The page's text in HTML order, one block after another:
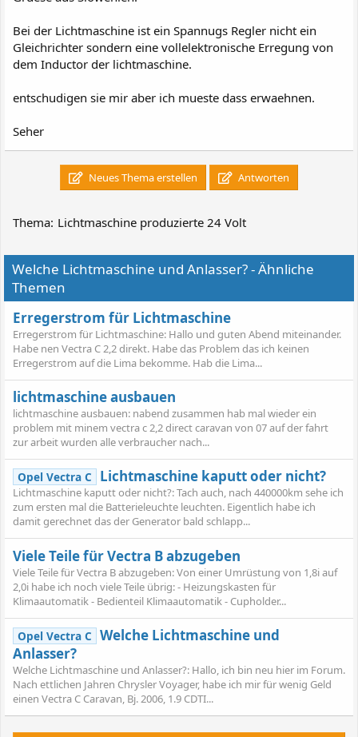
Bei der Lichtmaschine ist ein Spannugs Regler nicht ein
Gleichrichter sondern eine vollelektronische Erregung von
dem Inductor der lichtmaschine.
entschudigen sie mir aber ich mueste dass erwaehnen.
Seher
Neues Thema erstellen Antworten
Thema: Lichtmaschine produzierte 24 Volt
Welche Lichtmaschine und Anlasser? - Ähnliche
Themen
Erregerstrom für Lichtmaschine
Erregerstrom für Lichtmaschine: Hallo und guten Abend miteinander.
Habe nen Vectra C 2,2 direkt. Habe das Problem das ich keinen
Erregerstrom auf die Lima bekomme. Hab die Lima...
lichtmaschine ausbauen
lichtmaschine ausbauen: nabend zusammen hab mal wieder ein
problem mit minem vectra c 2,2 direct caravan von 07 auf der fahrt
zur arbeit wurden alle verbraucher nach...
Opel Vectra C Lichtmaschine kaputt oder nicht?
Lichtmaschine kaputt oder nicht?: Tach auch, nach 440000km sehe ich
zum ersten mal die Batterieleuchte leuchten. Eigentlich habe ich
damit gerechnet das der Generator bald schlapp...
Viele Teile für Vectra B abzugeben
Viele Teile für Vectra B abzugeben: Von einer Umrüstung von 1,8i auf
2,0i habe ich noch viele Teile übrig: - Heizungskasten für
Klimaautomatik - Bedienteil Klimaautomatik - Cupholder...
Opel Vectra C Welche Lichtmaschine und
Anlasser?
Welche Lichtmaschine und Anlasser?: Hallo, ich bin neu hier im Forum.
Nach ettlichen Jahren Chrysler Voyager, habe ich mir für wenig Geld
einen Vectra C Caravan, Bj. 2006, 1.9 CDTI...